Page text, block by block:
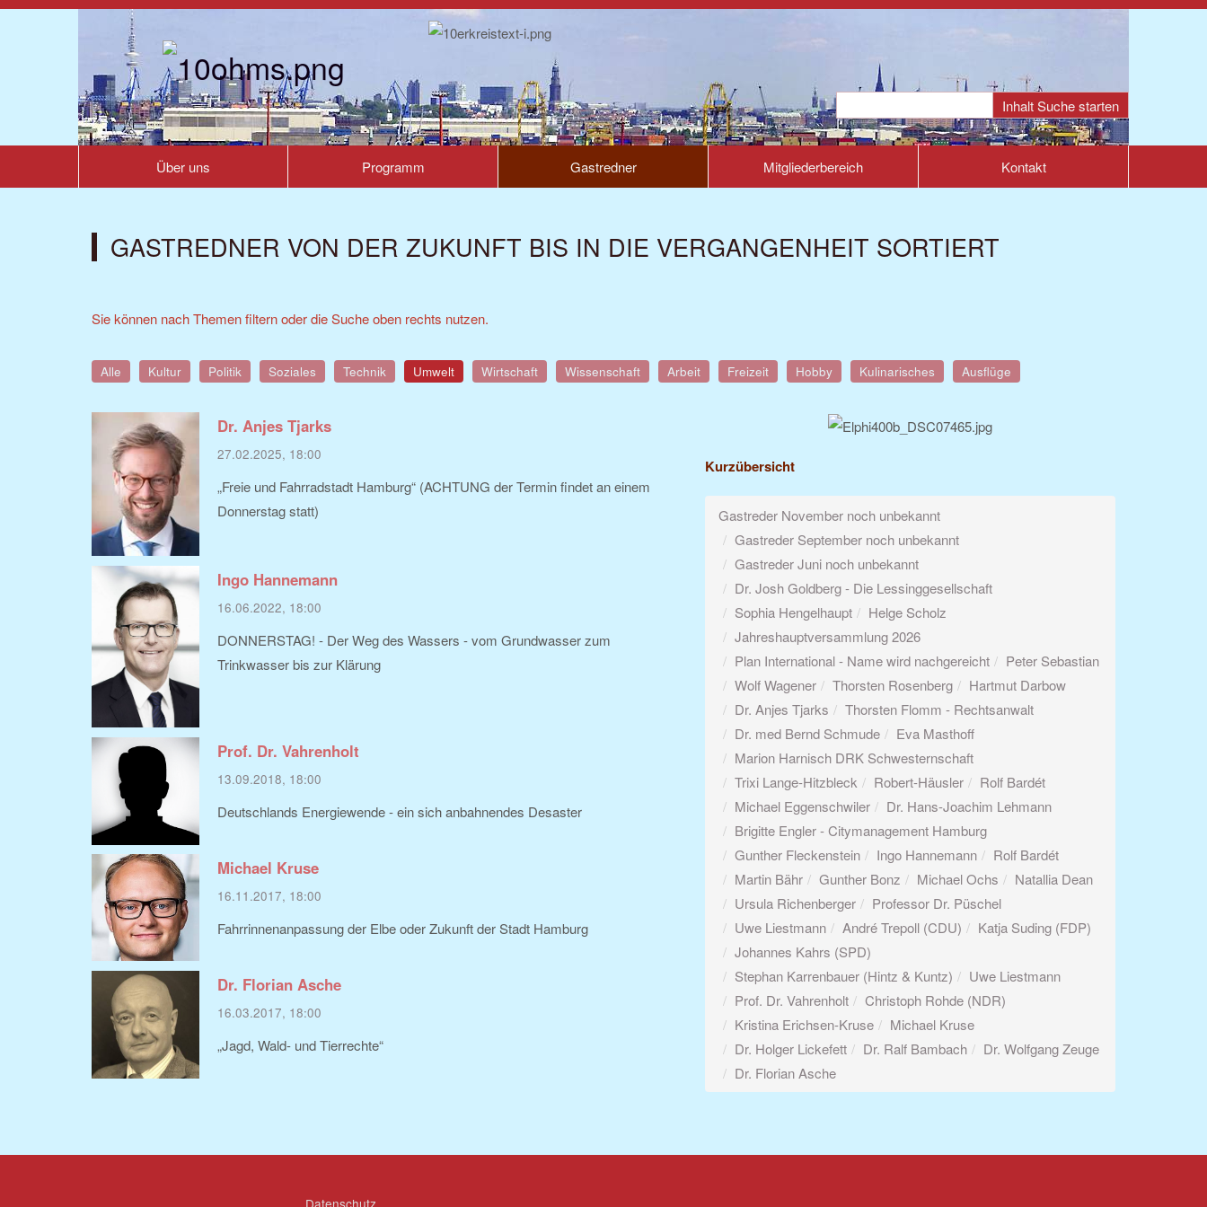
Über uns Programm Gastredner Mitgliederbereich Kontakt
GASTREDNER VON DER ZUKUNFT BIS IN DIE VERGANGENHEIT SORTIERT
Sie können nach Themen filtern oder die Suche oben rechts nutzen.
Alle Kultur Politik Soziales Technik Umwelt Wirtschaft Wissenschaft Arbeit Freizeit Hobby Kulinarisches Ausflüge
Dr. Anjes Tjarks
27.02.2025, 18:00
„Freie und Fahrradstadt Hamburg“ (ACHTUNG der Termin findet an einem
Donnerstag statt)
Ingo Hannemann
16.06.2022, 18:00
DONNERSTAG! - Der Weg des Wassers - vom Grundwasser zum
Trinkwasser bis zur Klärung
Prof. Dr. Vahrenholt
13.09.2018, 18:00
Deutschlands Energiewende - ein sich anbahnendes Desaster
Michael Kruse
16.11.2017, 18:00
Fahrrinnenanpassung der Elbe oder Zukunft der Stadt Hamburg
Dr. Florian Asche
16.03.2017, 18:00
„Jagd, Wald- und Tierrechte“
Kurzübersicht
Gastreder November noch unbekannt
Gastreder September noch unbekannt
Gastreder Juni noch unbekannt
Dr. Josh Goldberg - Die Lessinggesellschaft
Sophia Hengelhaupt
Helge Scholz
Jahreshauptversammlung 2026
Plan International - Name wird nachgereicht
Peter Sebastian
Wolf Wagener
Thorsten Rosenberg
Hartmut Darbow
Dr. Anjes Tjarks
Thorsten Flomm - Rechtsanwalt
Dr. med Bernd Schmude
Eva Masthoff
Marion Harnisch DRK Schwesternschaft
Trixi Lange-Hitzbleck
Robert-Häusler
Rolf Bardét
Michael Eggenschwiler
Dr. Hans-Joachim Lehmann
Brigitte Engler - Citymanagement Hamburg
Gunther Fleckenstein
Ingo Hannemann
Rolf Bardét
Martin Bähr
Gunther Bonz Michael Ochs
Natallia Dean
Ursula Richenberger
Professor Dr. Püschel
Uwe Liestmann
André Trepoll (CDU)
Katja Suding (FDP)
Johannes Kahrs (SPD)
Stephan Karrenbauer (Hintz & Kuntz)
Uwe Liestmann
Prof. Dr. Vahrenholt
Christoph Rohde (NDR)
Kristina Erichsen-Kruse
Michael Kruse
Dr. Holger Lickefett
Dr. Ralf Bambach
Dr. Wolfgang Zeuge
Dr. Florian Asche
Datenschutz